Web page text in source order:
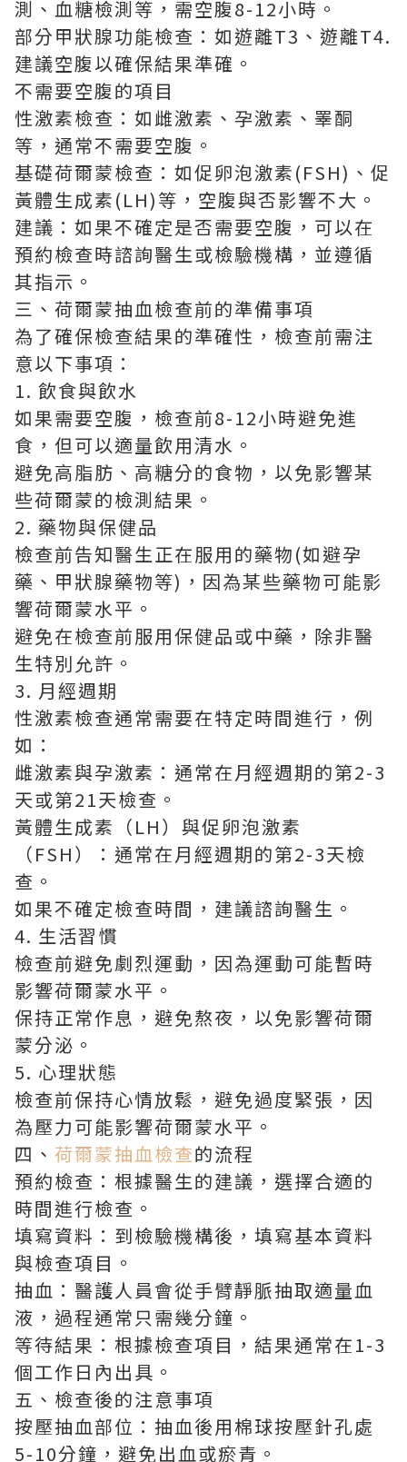
測、血糖檢測等，需空腹8-12小時。
部分甲狀腺功能檢查：如遊離T3、遊離T4.
建議空腹以確保結果準確。
不需要空腹的項目
性激素檢查：如雌激素、孕激素、睪酮
等，通常不需要空腹。
基礎荷爾蒙檢查：如促卵泡激素(FSH)、促
黃體生成素(LH)等，空腹與否影響不大。
建議：如果不確定是否需要空腹，可以在
預約檢查時諮詢醫生或檢驗機構，並遵循
其指示。
三、荷爾蒙抽血檢查前的準備事項
為了確保檢查結果的準確性，檢查前需注
意以下事項：
1. 飲食與飲水
如果需要空腹，檢查前8-12小時避免進
食，但可以適量飲用清水。
避免高脂肪、高糖分的食物，以免影響某
些荷爾蒙的檢測結果。
2. 藥物與保健品
檢查前告知醫生正在服用的藥物(如避孕
藥、甲狀腺藥物等)，因為某些藥物可能影
響荷爾蒙水平。
避免在檢查前服用保健品或中藥，除非醫
生特別允許。
3. 月經週期
性激素檢查通常需要在特定時間進行，例
如：
雌激素與孕激素：通常在月經週期的第2-3
天或第21天檢查。
黃體生成素（LH）與促卵泡激素
（FSH）：通常在月經週期的第2-3天檢
查。
如果不確定檢查時間，建議諮詢醫生。
4. 生活習慣
檢查前避免劇烈運動，因為運動可能暫時
影響荷爾蒙水平。
保持正常作息，避免熬夜，以免影響荷爾
蒙分泌。
5. 心理狀態
檢查前保持心情放鬆，避免過度緊張，因
為壓力可能影響荷爾蒙水平。
四、 荷爾蒙抽血檢查的流程
預約檢查：根據醫生的建議，選擇合適的
時間進行檢查。
填寫資料：到檢驗機構後，填寫基本資料
與檢查項目。
抽血：醫護人員會從手臂靜脈抽取適量血
液，過程通常只需幾分鐘。
等待結果：根據檢查項目，結果通常在1-3
個工作日內出具。
五、檢查後的注意事項
按壓抽血部位：抽血後用棉球按壓針孔處
5-10分鐘，避免出血或瘀青。